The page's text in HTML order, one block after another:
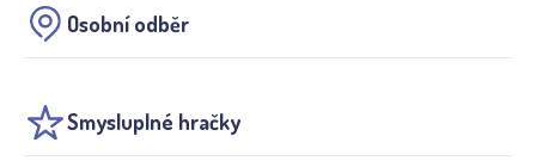
Osobní odběr
Smysluplné hračky